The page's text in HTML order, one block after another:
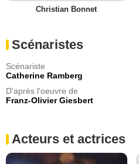
Christian Bonnet
Scénaristes
Scénariste
Catherine Ramberg
D'après l'oeuvre de
Franz-Olivier Giesbert
Acteurs et actrices